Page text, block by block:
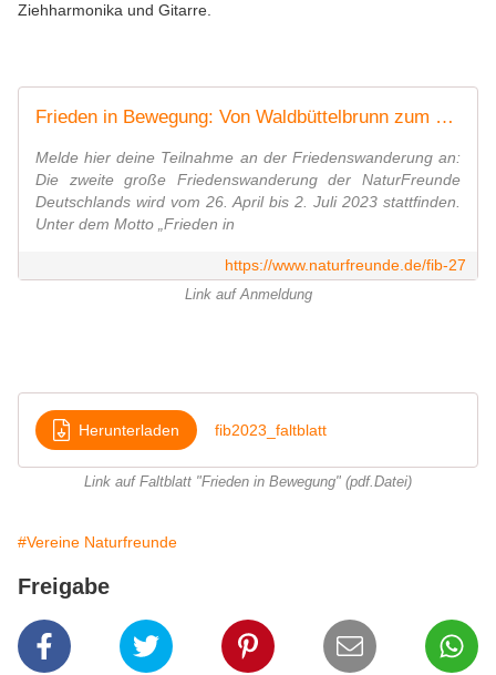
Ziehharmonika und Gitarre.
Frieden in Bewegung: Von Waldbüttelbrunn zum Naturfreundehaus Am kalten Brunnen
Melde hier deine Teilnahme an der Friedenswanderung an:
Die zweite große Friedenswanderung der NaturFreunde
Deutschlands wird vom 26. April bis 2. Juli 2023 stattfinden.
Unter dem Motto „Frieden in
https://www.naturfreunde.de/fib-27
Link auf Anmeldung
Herunterladen fib2023_faltblatt
Link auf Faltblatt "Frieden in Bewegung" (pdf.Datei)
#Vereine Naturfreunde
Freigabe